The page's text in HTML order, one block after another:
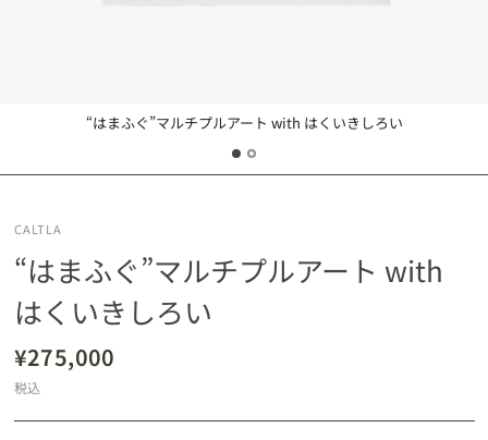
“はまふぐ”マルチプルアート with はくいきしろい
CALTLA
“はまふぐ”マルチプルアート with
はくいきしろい
¥275,000
税込